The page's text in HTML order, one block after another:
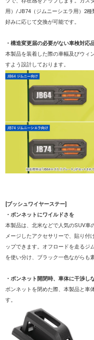
用）/JB74（ジムニーシエラ用）2
好みに応じて交換が可能です。
・構造変更届の必要がない車検対応
本製品を装着した際の車幅及びウィ
すよう設計しております。
[ブッシュワイヤーステー]
・ボンネットにワイルドさを
本製品は、北米などで人気のSUV車
メージしたアクセサリーで、貼り付
ップできます。オフロードを走るジ
を使い分け、ブラック一色ながらも
・ボンネット開閉時、車体に干渉し
ボンネットを閉めた際、本製品と車
す。